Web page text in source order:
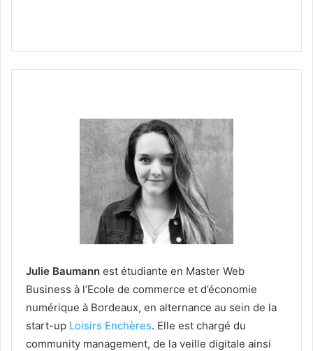
Julie Baumann est étudiante en Master Web
Business à l’Ecole de commerce et d’économie
numérique à Bordeaux, en alternance au sein de la
start-up Loisirs Enchères. Elle est chargé du
community management, de la veille digitale ainsi